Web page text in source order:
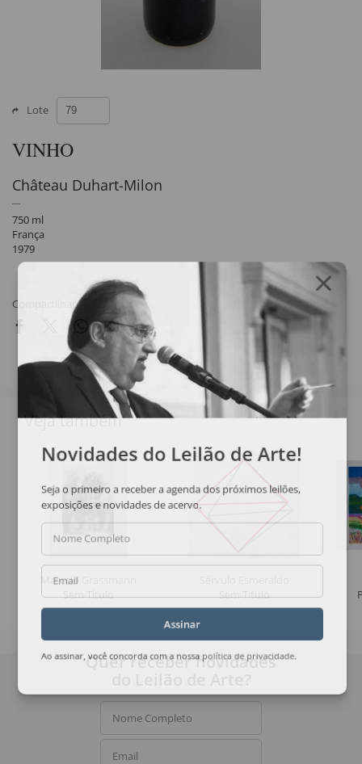
Lote
VINHO
Château Duhart-Milon
750 ml
França
1979
Compartilhar
Veja também
Marcelo Grassmann
Sem Título
Sem Título
Novidades do Leilão de Arte!
Seja o primeiro a receber a agenda dos próximos leilões,
exposições e novidades de acervo.
Nome Completo
Email
Assinar
Ao assinar, você concorda com a nossapolítica de privacidade
Quer receber novidades
Nome Completo
Email